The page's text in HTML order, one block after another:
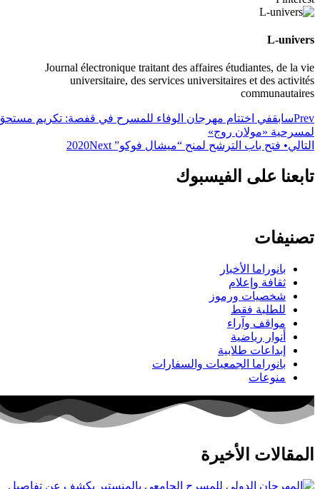
L-univers
Journal électronique traitant des affaires étudiantes, de la vie
universitaire, des services universitaires et des activités
communautaires
Prevسابقفي اختتام مهرجان الوفاء للمسرح في قفصة: تكريم
لمسرحية «مولان روج»
التالي• فتح باب الترشح لمنح “ميشال فوكو” 2020 Next
تابعنا على الفيسبوك
تصنيفات
بانوراما الأخبار
ثقافة وإعلام
شخصيات ورموز
للطلبة فقط
مواقف وآراء
أنوار رياضية
إبداعات طلابية
بانوراما الجمعيات والسفارات
منوعات
المقالات الأخيرة